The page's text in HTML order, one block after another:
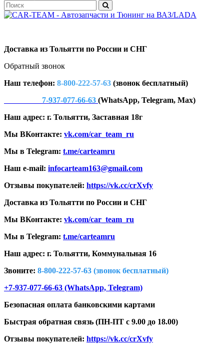
Доставка из Тольятти по России и СНГ
Обратный звонок
Наш телефон: 8-800-222-57-63 (звонок бесплатный)
7-937-077-66-63 (WhatsApp, Telegram, Max)
Наш адрес: г. Тольятти, Заставная 18г
Мы ВКонтакте: vk.com/car_team_ru
Мы в Telegram: t.me/carteamru
Наш e-mail: infocarteam163@gmail.com
Отзывы покупателей: https://vk.cc/crXvfy
Доставка из Тольятти по России и СНГ
Мы ВКонтакте: vk.com/car_team_ru
Мы в Telegram: t.me/carteamru
Наш адрес: г. Тольятти, Коммунальная 16
Звоните: 8-800-222-57-63 (звонок бесплатный)
+7-937-077-66-63 (WhatsApp, Telegram)
Безопасная оплата банковскими картами
Быстрая обратная связь (ПН-ПТ с 9.00 до 18.00)
Отзывы покупателей: https://vk.cc/crXvfy